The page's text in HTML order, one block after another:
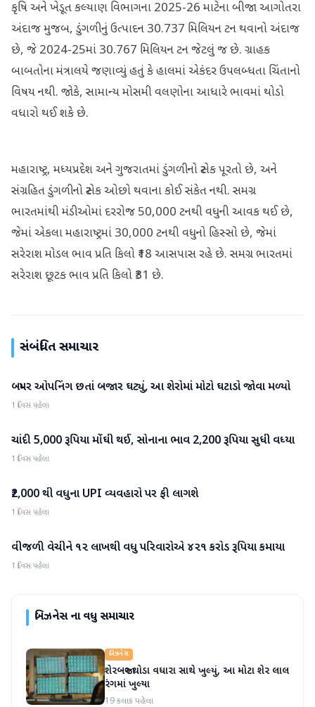
કૃષિ અને ખેડૂત કલ્યાણ વિભાગના 2025-26 માટેના બીજા આગોતરા
અંદાજ મુજબ, ડુંગળીનું ઉત્પાદન 30.737 મિલિયન ટન થવાનો અંદાજ
છે, જે 2024-25માં 30.767 મિલિયન ટન જેટલું જ છે. ગ્રાહક
બાબતોના મંત્રાલયે જણાવ્યું હતું કે હાલમાં એકંદર ઉપલબ્ધતા ચિંતાનો
વિષય નથી. જોકે, સામાન્ય મોસમી વલણોના આધારે ભાવમાં થોડો
વધારો થઈ શકે છે.
મહારાષ્ટ્ર, મધ્યપ્રદેશ અને ગુજરાતમાં ડુંગળીનો સ્ટોક પૂરતો છે, અને
સંગ્રહિત ડુંગળીનો સ્ટોક ઓછો થવાના કોઈ સંકેત નથી. સમગ્ર
ભારતમાંથી મંડીઓમાં દરરોજ 50,000 ટનથી વધુની આવક થઈ છે,
જેમાં એકલા મહારાષ્ટ્રમાં 30,000 ટનથી વધુનો હિસ્સો છે, જેમાં
સરેરાશ મોડલ ભાવ પ્રતિ કિલો ₹18 આસપાસ રહે છે. સમગ્ર ભારતમાં
સરેરાશ છૂટક ભાવ પ્રતિ કિલો ₹31 છે.
સંબંધિત સમાચાર
બિઝનેસ
બમ્પર ઓપનિંગ છતાં બજાર ઘટ્યું, આ શેરોમાં મોટો ઘટાડો જોવા મળ્યો
1 દિવસ પહેલા
બિઝનેસ
ચાંદી 5,000 રૂપિયા મોંઘી થઈ, સોનાના ભાવ 2,200 રૂપિયા સુધી વધ્યા
1 દિવસ પહેલા
બિઝનેસ
₹2,000 થી વધુના UPI વ્યવહારો પર ફી લાગશે
1 દિવસ પહેલા
બિઝનેસ
વીજળી વેચીને ૧૨ લાખથી વધુ પરિવારોએ ૪૨૧ કરોડ રૂપિયા કમાયા
1 દિવસ પહેલા
બિઝનેસના વધુ સમાચાર
બિઝનેસ
શેરબજાર થોડા વધારા સાથે ખુલ્યું, આ મોટા શેર લાલ
રંગમાં ખુલ્યા
19 કલાક પહેલા